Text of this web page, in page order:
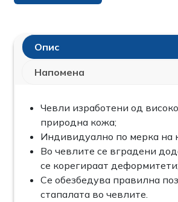
Опис
Напомена
Чевли изработени од
природна кожа;
Индивидуално по мерка на
Во чевлите се вградени
се корегираат деформитети;
Се обезбедува правилна
стапалата во чевлите.